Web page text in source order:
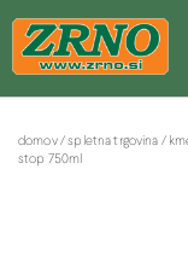
POTREBUJETE POMOČ PRI
domov /spletna trgovina /
stop 750ml